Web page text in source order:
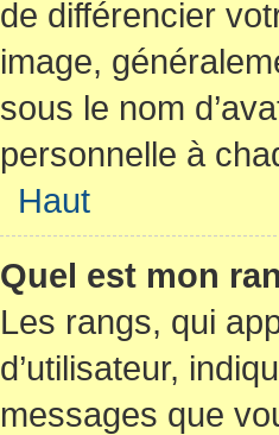
de différencier
image,
sous le nom
personnelle à
Haut
Quel est mon
Les rangs, qui
d’utilisateur,
messages que